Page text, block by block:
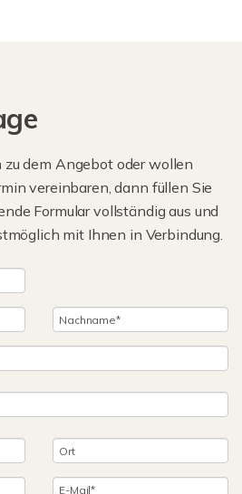
dem Angebot oder wollen
vereinbaren, dann füllen Sie
Formular vollständig aus und
mit Ihnen in Verbindung.